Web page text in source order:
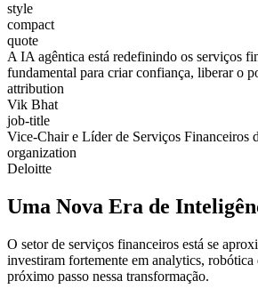
style
compact
quote
A IA agêntica está redefinindo os serviços
fundamental para criar confiança, liberar o
attribution
Vik Bhat
job-title
Vice-Chair e Líder de Serviços Financeiros
organization
Deloitte
Uma Nova Era de
O setor de serviços financeiros está se
investiram fortemente em analytics,
próximo passo nessa transformação.